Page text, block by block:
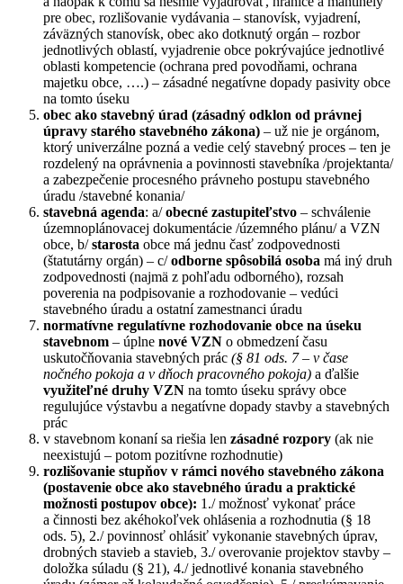
pre obec, rozlišovanie vydávania – stanovísk, vyjadrení,
záväzných stanovísk, obec ako dotknutý orgán – rozbor
jednotlivých oblastí, vyjadrenie obce pokrývajúce jednotlivé
oblasti kompetencie (ochrana pred povodňami, ochrana
majetku obce, ….) – zásadné negatívne dopady pasivity obce
na tomto úseku
obec ako stavebný úrad (zásadný odklon od právnej
úpravy starého stavebného zákona) – už nie je orgánom,
ktorý univerzálne pozná a vedie celý stavebný proces – ten je
rozdelený na oprávnenia a povinnosti stavebníka /projektanta/
a zabezpečenie procesného právneho postupu stavebného
úradu /stavebné konania/
stavebná agenda: a/obecné zastupiteľstvo – schválenie
územnoplánovacej dokumentácie /územného plánu/ a VZN
obce, b/starosta obce má jednu časť zodpovednosti
(štatutárny orgán) – c/odborne spôsobilá osoba má iný druh
zodpovednosti (najmä z pohľadu odborného), rozsah
poverenia na podpisovanie a rozhodovanie – vedúci
stavebného úradu a ostatní zamestnanci úradu
normatívne regulatívne rozhodovanie obce na úseku
stavebnom – úplne nové VZN o obmedzení času
uskutočňovania stavebných prác (§ 81 ods. 7 – v čase
nočného pokoja a v dňoch pracovného pokoja) a ďalšie
využiteľné druhy VZN na tomto úseku správy obce
regulujúce výstavbu a negatívne dopady stavby a stavebných
prác
v stavebnom konaní sa riešia len zásadné rozpory (ak nie
neexistujú – potom pozitívne rozhodnutie)
rozlišovanie stupňov v rámci nového stavebného zákona
(postavenie obce ako stavebného úradu a praktické
možnosti postupov obce): 1./ možnosť vykonať práce
a činnosti bez akéhokoľvek ohlásenia a rozhodnutia (§ 18
ods. 5), 2./ povinnosť ohlásiť vykonanie stavebných úprav,
drobných stavieb a stavieb, 3./ overovanie projektov stavby –
doložka súladu (§ 21), 4./ jednotlivé konania stavebného